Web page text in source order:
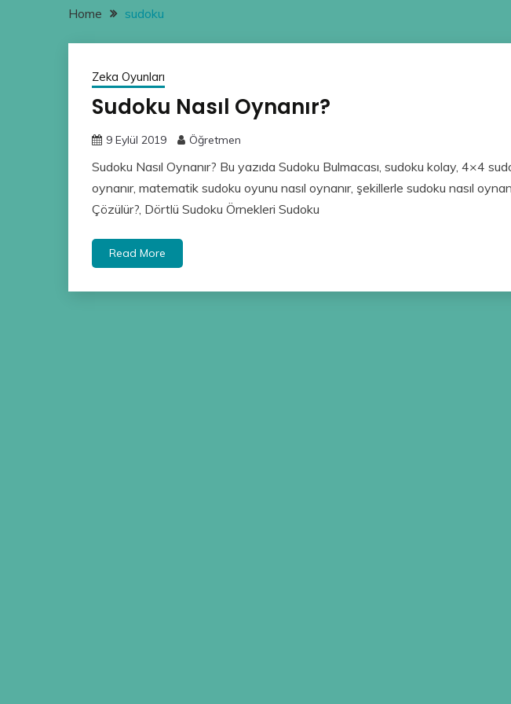
Home sudoku
Zeka Oyunları
Sudoku Nasıl Oynanır?
9 Eylül 2019 Öğretmen
Sudoku Nasıl Oynanır? Bu yazıda Sudoku Bulmacası, sudoku kolay, 4×4
oynanır, matematik sudoku oyunu nasıl oynanır, şekillerle sudoku nasıl
Çözülür?, Dörtlü Sudoku Örnekleri Sudoku
Read More